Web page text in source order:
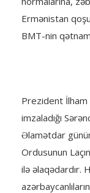
Ermənistan
BMT-nin
Prezident
imzaladığı
Əlamətdar
Ordusunun
ilə əlaqədardır.